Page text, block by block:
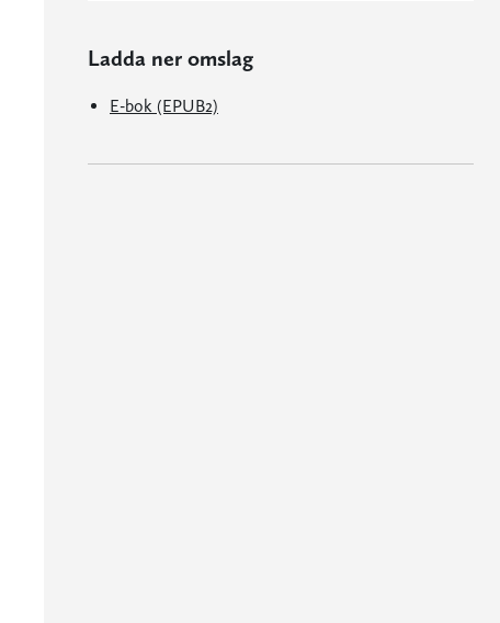
Ladda ner omslag
E-bok (EPUB2)